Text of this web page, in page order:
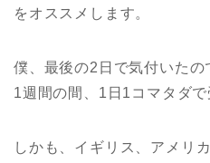
をオススメします。
僕、最後の2日で気付いたの
1週間の間、1日1コマタダで
しかも、イギリス、アメリ